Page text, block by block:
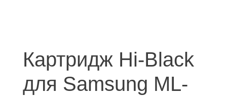
Картридж Hi-Black
для Samsung ML-